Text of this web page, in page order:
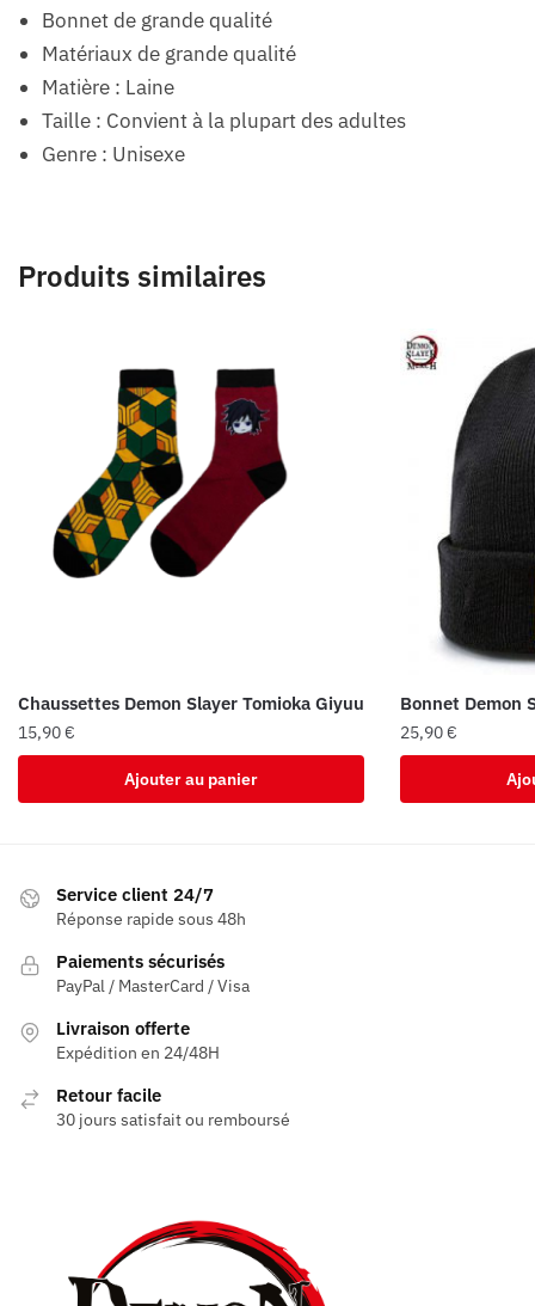
Bonnet de grande qualité
Matériaux de grande qualité
Matière : Laine
Taille : Convient à la plupart des adultes
Genre : Unisexe
Produits similaires
Chaussettes Demon Slayer Tomioka Giyuu
15,90€
Ajouter au panier
Bonnet Demon
25,90€
Service client 24/7
Réponse rapide sous 48h
Paiements sécurisés
PayPal / MasterCard / Visa
Livraison offerte
Expédition en 24/48H
Retour facile
30 jours satisfait ou remboursé